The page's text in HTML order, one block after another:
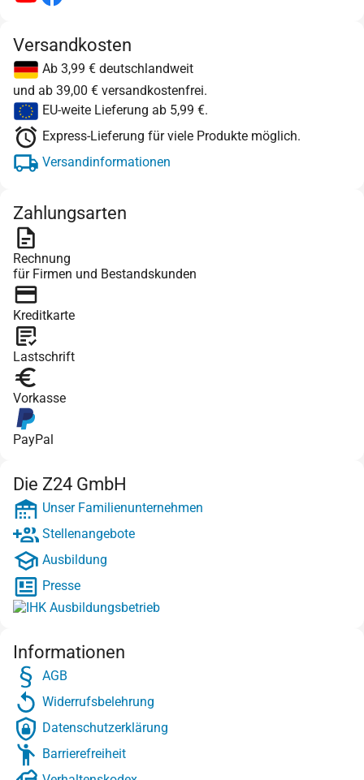
Versandkosten
Ab 3,99 € deutschlandweit
und ab 39,00 € versandkostenfrei.
EU-weite Lieferung ab 5,99 €.
Express-Lieferung für viele Produkte möglich.
Versandinformationen
Zahlungsarten
Rechnung
für Firmen und Bestandskunden
Kreditkarte
Lastschrift
Vorkasse
PayPal
Die Z24 GmbH
Unser Familienunternehmen
Stellenangebote
Ausbildung
Presse
Informationen
AGB
Widerrufsbelehrung
Datenschutzerklärung
Barrierefreiheit